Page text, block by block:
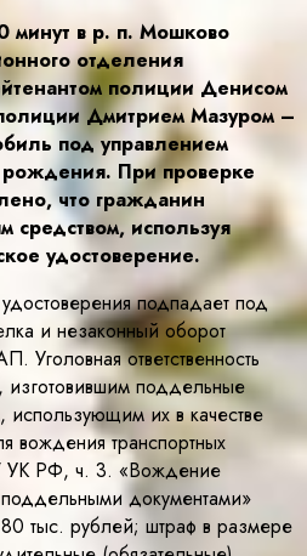
минут в р. п. Мошково
отделения
полиции Денисом
Дмитрием Мазуром –
под управлением
При проверке
что гражданин
средством, используя
удостоверение.
подпадает под
и незаконный оборот
Уголовная ответственность
изготовившим поддельные
использующим их в качестве
вождения транспортных
УК РФ, ч. 3. «Вождение
поддельными документами»
тыс. рублей; штраф в размере